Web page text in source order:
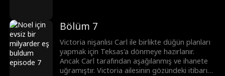
Ancak Victoria Simon'un sıradan bir evsiz
olmadığını bilmiyordur. O hem yakışıklı, çekici
bir milyarder hem de ülkenin bir numaralı
prestijli Savage Grup'un Ceo'sudur. Simon ile
Teksas'a döndükten sonra Victoria kibirli eski
nişanlısı Carl ile karşılaşır. Bu kez kaybettiği
Bölüm 7
Victoria nişanlısı Carl ile birlikte düğün planları
yapmak için Teksas'a dönmeye hazırlanır.
Ancak Carl tarafından aşağılanmış ve ihanete
uğramıştır. Victoria ailesinin gözündeki itibarını